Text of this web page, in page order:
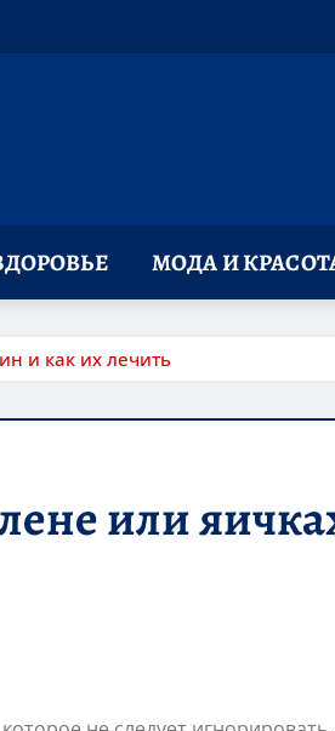
МОДА И
и как их лечить
или